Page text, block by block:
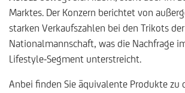
Marktes. Der Konzern berichtet von
starken Verkaufszahlen bei den Trikots
Nationalmannschaft, was die Nachfrage
Lifestyle-Segment unterstreicht.
Anbei finden Sie äquivalente Produkte zu